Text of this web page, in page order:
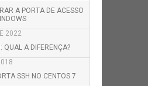
A PORTA DE ACESSO
2022
QUAL A DIFERENÇA?
SSH NO CENTOS 7